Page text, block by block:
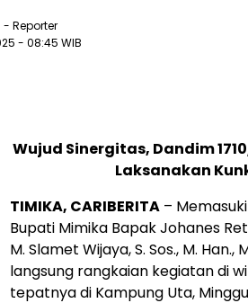
- Reporter
- 08:45 WIB
Wujud Sinergitas, Dandim
Laksanakan
TIMIKA, CARIBERITA –
Bupati Mimika Bapak Johanes
M. Slamet Wijaya, S. Sos., M.
langsung rangkaian kegiatan di
tepatnya di Kampung Uta,